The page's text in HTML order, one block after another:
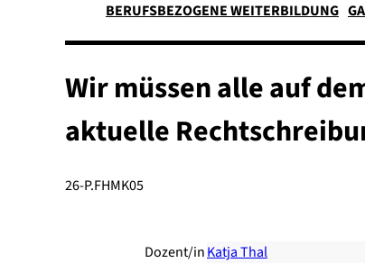
BERUFSBEZOGENE WEITERBILDUNG
Wir müssen alle auf
aktuelle
26-P.FHMK05
Dozent/inKatja Thal